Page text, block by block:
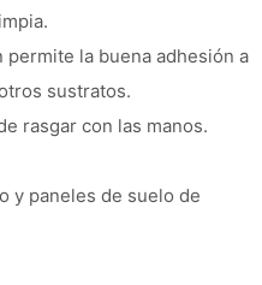
la buena adhesión a
sustratos.
rasgar con las manos.
y paneles de suelo de